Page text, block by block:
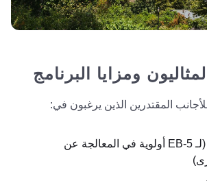
ومزايا البرنامج
الانتقال السريع (لـ EB-5 أولوية في المعالجة عن